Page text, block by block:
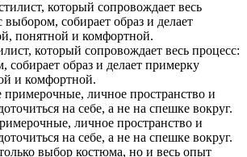
который сопровождает весь процесс:
собирает образ и делает примерку
и комфортной.
личное пространство и
на себе, а не на спешке вокруг.